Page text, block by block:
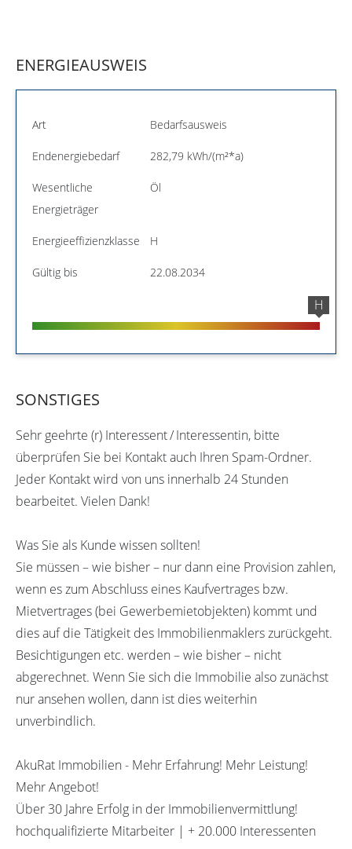
ENERGIEAUSWEIS
Art Bedarfsausweis
Endenergiebedarf 282,79 kWh/(m²*a)
Wesentliche
Energieträger
Öl
Energieeffizienzklasse H
Gültig bis 22.08.2034
H
SONSTIGES
Sehr geehrte (r) Interessent / Interessentin, bitte
überprüfen Sie bei Kontakt auch Ihren Spam-Ordner.
Jeder Kontakt wird von uns innerhalb 24 Stunden
bearbeitet. Vielen Dank!
Was Sie als Kunde wissen sollten!
Sie müssen – wie bisher – nur dann eine Provision zahlen,
wenn es zum Abschluss eines Kaufvertrages bzw.
Mietvertrages (bei Gewerbemietobjekten) kommt und
dies auf die Tätigkeit des Immobilienmaklers zurückgeht.
Besichtigungen etc. werden – wie bisher – nicht
abgerechnet. Wenn Sie sich die Immobilie also zunächst
nur ansehen wollen, dann ist dies weiterhin
unverbindlich.
AkuRat Immobilien - Mehr Erfahrung! Mehr Leistung!
Mehr Angebot!
Über 30 Jahre Erfolg in der Immobilienvermittlung!
hochqualifizierte Mitarbeiter | + 20.000 Interessenten